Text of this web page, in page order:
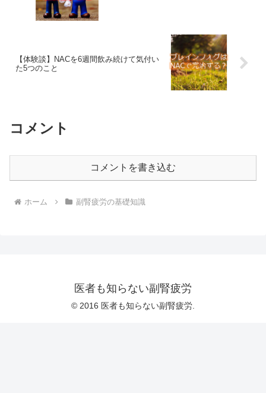
【体験談】NACを6週間飲み続けて気付い
た5つのこと
コメント
コメントを書き込む
ホーム 副腎疲労の基礎知識
医者も知らない副腎疲労
© 2016 医者も知らない副腎疲労.